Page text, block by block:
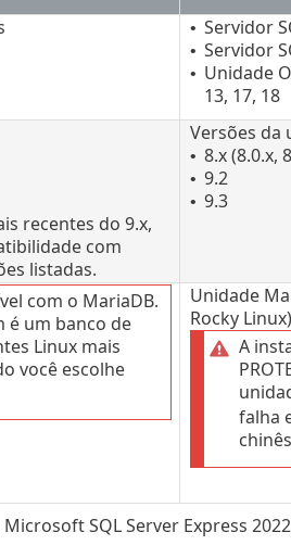
• Servidor
• Servidor
• Unidade
13, 17, 18
recentes do 9.x,
com
listadas.
Versões da
• 8.x (8.0.x,
• 9.2
• 9.3
com o MariaDB.
é um banco de
Linux mais
você escolhe
Unidade
Rocky Linux)
A
falha
SQL Server Express